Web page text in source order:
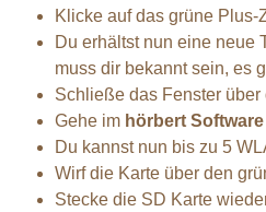
Klicke auf das grüne Plus-
Du erhältst nun eine neue
muss dir bekannt sein, es
Schließe das Fenster über
Gehe im hörbert
Du kannst nun bis zu 5
Wirf die Karte über den
Stecke die SD Karte